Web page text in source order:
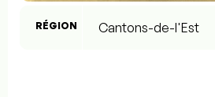
RÉGION Cantons-de-l'Est